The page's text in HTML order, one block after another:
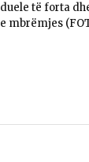
duele të forta
e mbrëmjes